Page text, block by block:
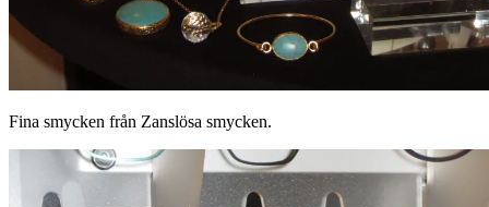
Fina smycken från Zanslösa smycken.